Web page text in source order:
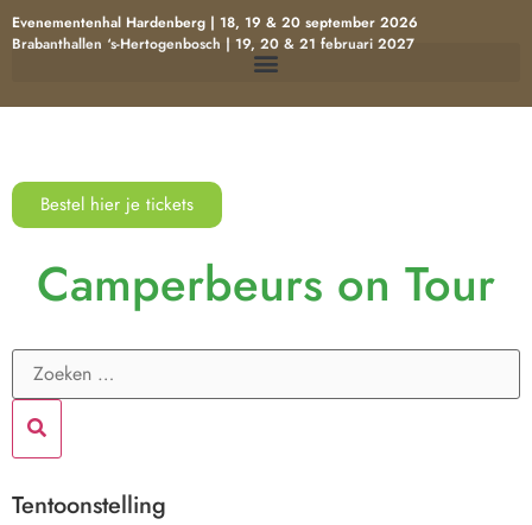
Evenementenhal Hardenberg | 18, 19 & 20 september 2026
Brabanthallen ‘s-Hertogenbosch | 19, 20 & 21 februari 2027
Bestel hier je tickets
Camperbeurs on Tour
Tentoonstelling